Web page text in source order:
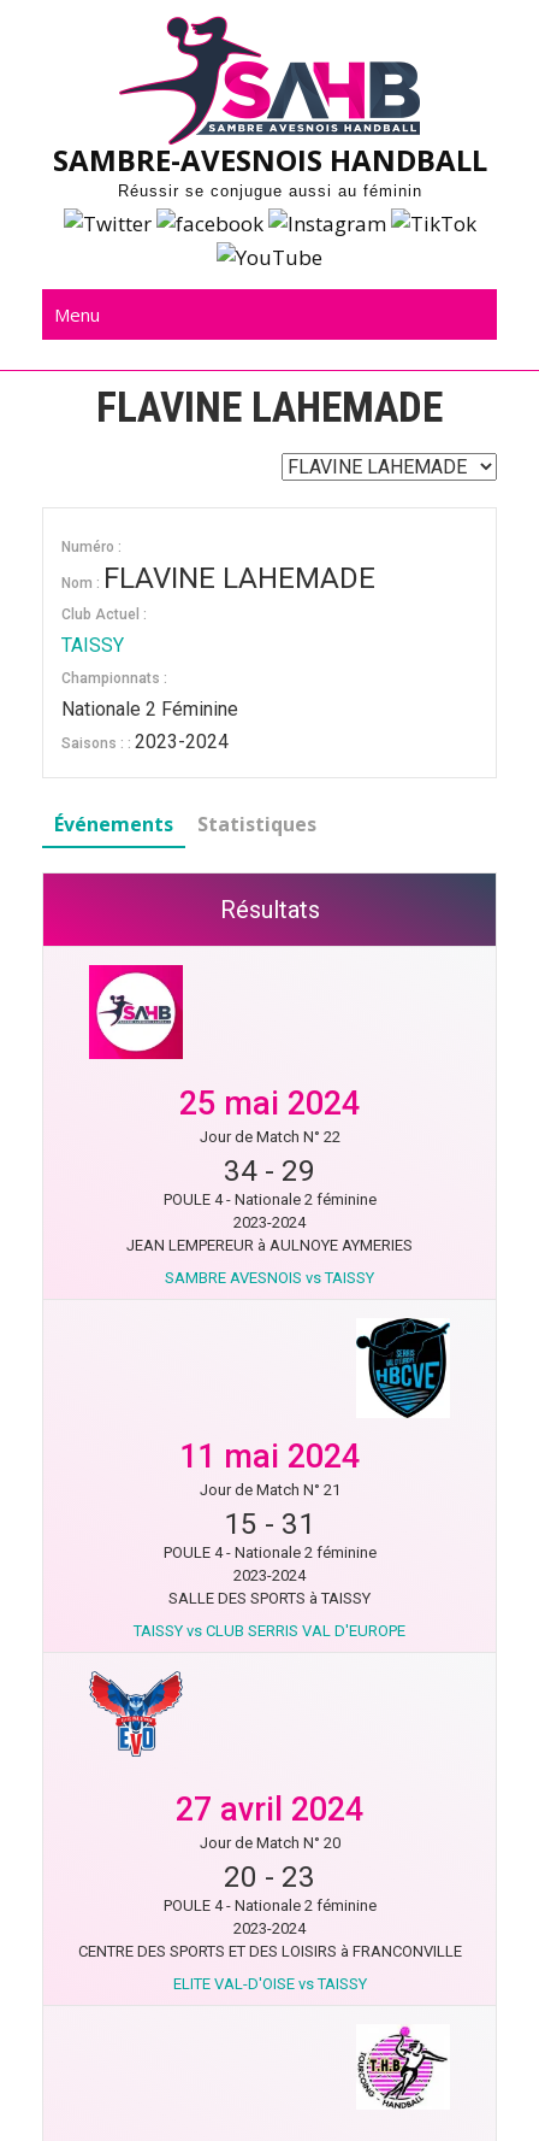
SAMBRE-AVESNOIS HANDBALL
Réussir se conjugue aussi au féminin
Menu
FLAVINE LAHEMADE
Numéro :
Nom : FLAVINE LAHEMADE
Club Actuel :
TAISSY
Championnats :
Nationale 2 Féminine
Saisons : : 2023-2024
Événements Statistiques
Résultats
25 mai 2024
Jour de Match N° 22
34 - 29
POULE 4 - Nationale 2 féminine
2023-2024
JEAN LEMPEREUR à AULNOYE AYMERIES
SAMBRE AVESNOIS vs TAISSY
11 mai 2024
Jour de Match N° 21
15 - 31
POULE 4 - Nationale 2 féminine
2023-2024
SALLE DES SPORTS à TAISSY
TAISSY vs CLUB SERRIS VAL D'EUROPE
27 avril 2024
Jour de Match N° 20
20 - 23
POULE 4 - Nationale 2 féminine
2023-2024
CENTRE DES SPORTS ET DES LOISIRS à FRANCONVILLE
ELITE VAL-D'OISE vs TAISSY